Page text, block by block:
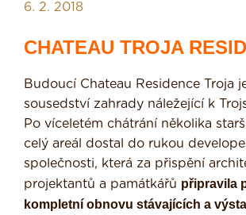
6. 2. 2018
CHATEAU TROJA
Budoucí Chateau Residence Troja
sousedství zahrady náležející k
Po víceletém chátrání několika
celý areál dostal do rukou
společnosti, která za přispění
projektantů a památkářů připravila
kompletní obnovu stávajících a